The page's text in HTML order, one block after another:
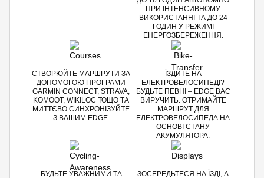
ПРИ ІНТЕНСИВНОМУ
ВИКОРИСТАННІ ТА ДО 24
ГОДИН У РЕЖИМІ
ЕНЕРГОЗБЕРЕЖЕННЯ.
СТВОРЮЙТЕ МАРШРУТИ ЗА
ДОПОМОГОЮ ПРОГРАМИ
GARMIN CONNECT, STRAVA,
KOMOOT, WIKILOC ТОЩО ТА
МИТТЄВО СИНХРОНІЗУЙТЕ
З ВАШИМ EDGE.
ЇЗДИТЕ НА
ЕЛЕКТРОВЕЛОСИПЕДІ?
БУДЬТЕ ПЕВНІ – EDGE ВАС
ВИРУЧИТЬ. ОТРИМАЙТЕ
МАРШРУТ ДЛЯ
ЕЛЕКТРОВЕЛОСИПЕДА НА
ОСНОВІ СТАНУ
АКУМУЛЯТОРА.
БУДЬТЕ УВАЖНИМИ ТА ЗОСЕРЕДЬТЕСЯ НА ЇЗДІ, А